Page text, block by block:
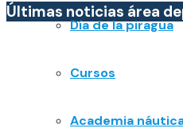
Día de la piragua
Cursos
Academia
Últimas noticias área